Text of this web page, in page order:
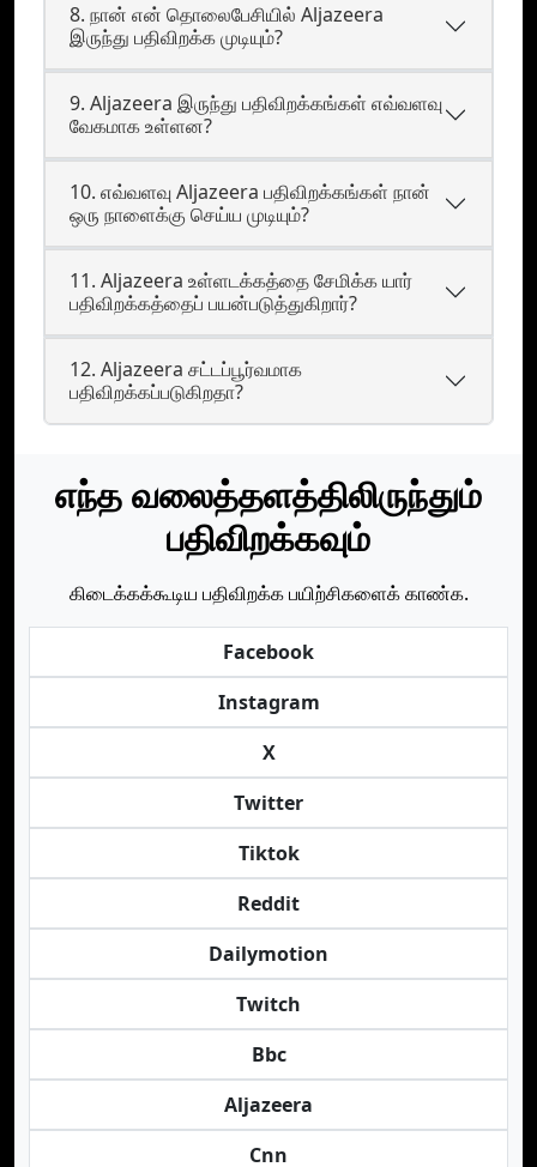
8. நான் என் தொலைபேசியில் Aljazeera
இருந்து பதிவிறக்க முடியும்?
9. Aljazeera இருந்து பதிவிறக்கங்கள் எவ்வளவு
வேகமாக உள்ளன?
10. எவ்வளவு Aljazeera பதிவிறக்கங்கள் நான்
ஒரு நாளைக்கு செய்ய முடியும்?
11. Aljazeera உள்ளடக்கத்தை சேமிக்க யார்
பதிவிறக்கத்தைப் பயன்படுத்துகிறார்?
12. Aljazeera சட்டப்பூர்வமாக
பதிவிறக்கப்படுகிறதா?
எந்த வலைத்தளத்திலிருந்தும்
பதிவிறக்கவும்
கிடைக்கக்கூடிய பதிவிறக்க பயிற்சிகளைக் காண்க.
Facebook
Instagram
X
Twitter
Tiktok
Reddit
Dailymotion
Twitch
Bbc
Aljazeera
Cnn